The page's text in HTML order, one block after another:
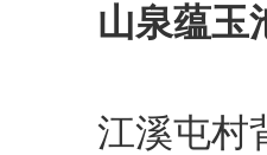
山泉蕴玉
江溪屯村背